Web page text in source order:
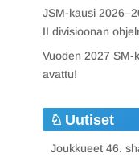
JSM-kausi
II divisioonan
Vuoden 2027 SM-
avattu!
Uutiset
Joukkueet 46.